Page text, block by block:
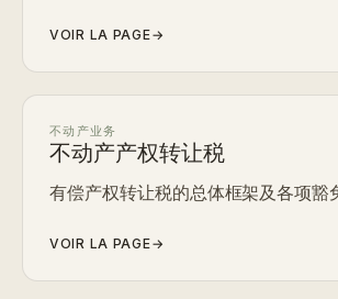
VOIR LA PAGE→
不动产业务
不动产产权转让税
有偿产权转让税的总体框架及各项豁
VOIR LA PAGE→